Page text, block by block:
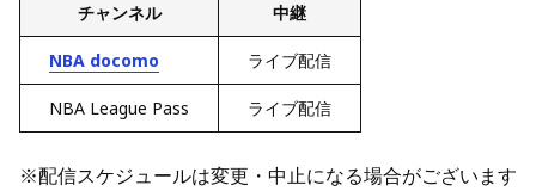
チャンネル 中継
NBA docomo ライブ配信
NBA League Pass ライブ配信
※配信スケジュールは変更・中止になる場合がございます